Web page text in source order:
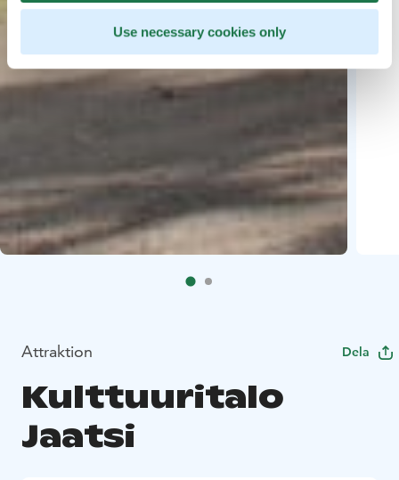
Use necessary cookies only
Attraktion Dela
Kulttuuritalo
Jaatsi